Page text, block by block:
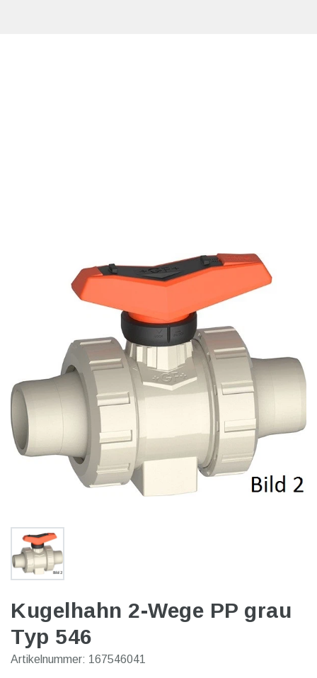
Kugelhahn 2-Wege PP grau
Typ 546
Artikelnummer: 167546041